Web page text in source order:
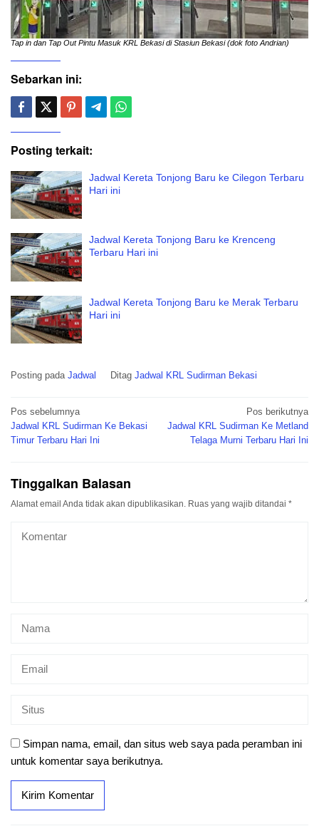
Tap in dan Tap Out Pintu Masuk KRL Bekasi di Stasiun Bekasi (dok foto Andrian)
Sebarkan ini:
Posting terkait:
Jadwal Kereta Tonjong Baru ke Cilegon Terbaru
Hari ini
Jadwal Kereta Tonjong Baru ke Krenceng
Terbaru Hari ini
Jadwal Kereta Tonjong Baru ke Merak Terbaru
Hari ini
Posting pada Jadwal Ditag Jadwal KRL Sudirman Bekasi
Navigasi
pos
Pos sebelumnya
Jadwal KRL Sudirman Ke Bekasi
Timur Terbaru Hari Ini
Pos berikutnya
Jadwal KRL Sudirman Ke Metland
Telaga Murni Terbaru Hari Ini
Tinggalkan Balasan
Alamat email Anda tidak akan dipublikasikan. Ruas yang wajib ditandai *
Simpan nama, email, dan situs web saya pada peramban ini
untuk komentar saya berikutnya.